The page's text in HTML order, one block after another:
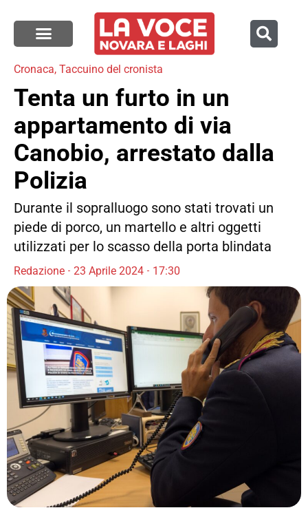
Cronaca, Taccuino del cronista
Tenta un furto in un
appartamento di via
Canobio, arrestato dalla
Polizia
Durante il sopralluogo sono stati trovati un
piede di porco, un martello e altri oggetti
utilizzati per lo scasso della porta blindata
Redazione 23 Aprile 2024 17:30